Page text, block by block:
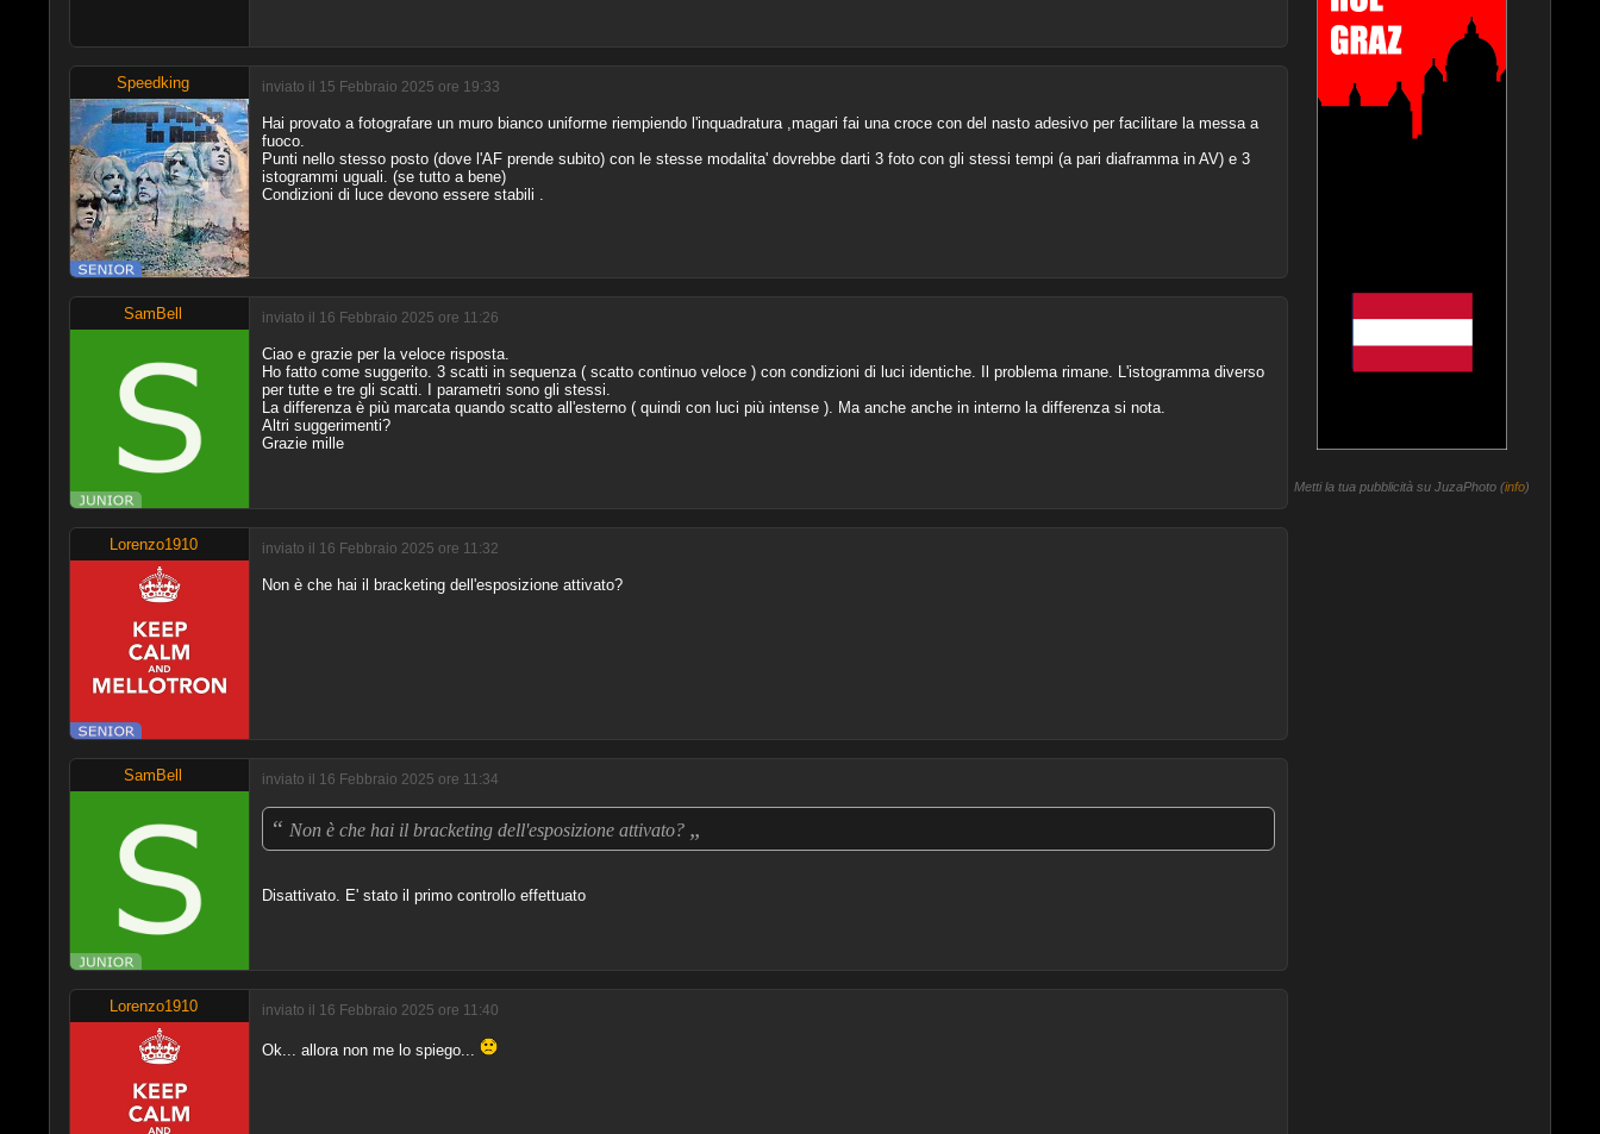
Speedking inviato il 15 Febbraio 2025 ore 19:33
Hai provato a fotografare un muro bianco uniforme riempiendo l'inquadratura ,magari fai una croce con del nasto adesivo per facilitare la messa a
fuoco.
Punti nello stesso posto (dove l'AF prende subito) con le stesse modalita' dovrebbe darti 3 foto con gli stessi tempi (a pari diaframma in AV) e 3
istogrammi uguali. (se tutto a bene)
Condizioni di luce devono essere stabili .
SamBell inviato il 16 Febbraio 2025 ore 11:26
Ciao e grazie per la veloce risposta.
Ho fatto come suggerito. 3 scatti in sequenza ( scatto continuo veloce ) con condizioni di luci identiche. Il problema rimane. L'istogramma diverso
per tutte e tre gli scatti. I parametri sono gli stessi.
La differenza è più marcata quando scatto all'esterno ( quindi con luci più intense ). Ma anche anche in interno la differenza si nota.
Altri suggerimenti?
Grazie mille
Lorenzo1910 inviato il 16 Febbraio 2025 ore 11:32
Non è che hai il bracketing dell'esposizione attivato?
SamBell inviato il 16 Febbraio 2025 ore 11:34
“ Non è che hai il bracketing dell'esposizione attivato? „
Disattivato. E' stato il primo controllo effettuato
Lorenzo1910 inviato il 16 Febbraio 2025 ore 11:40
Ok... allora non me lo spiego...
Metti la tua pubblicità su JuzaPhoto (info)